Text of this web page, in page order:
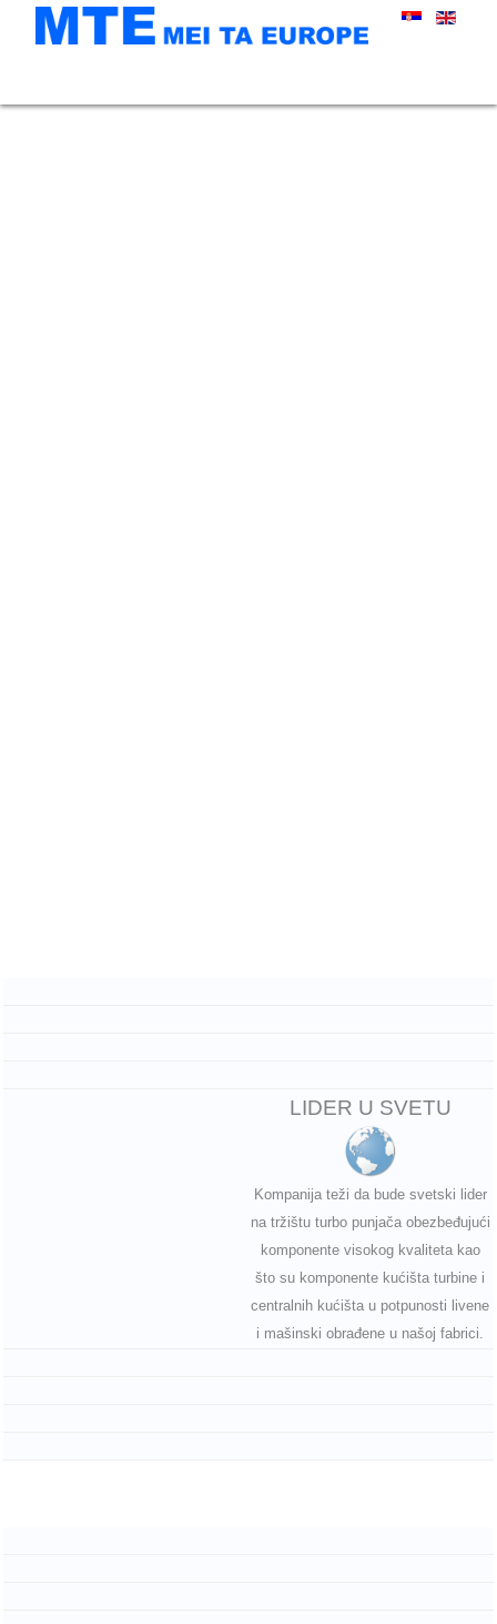
LIDER U SVETU
Kompanija teži da bude svetski lider
na tržištu turbo punjača obezbeđujući
komponente visokog kvaliteta kao
što su komponente kućišta turbine i
centralnih kućišta u potpunosti livene
i mašinski obrađene u našoj fabrici.